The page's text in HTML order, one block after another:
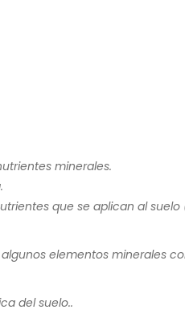
minerales.
que se aplican al suelo
elementos minerales
del suelo..